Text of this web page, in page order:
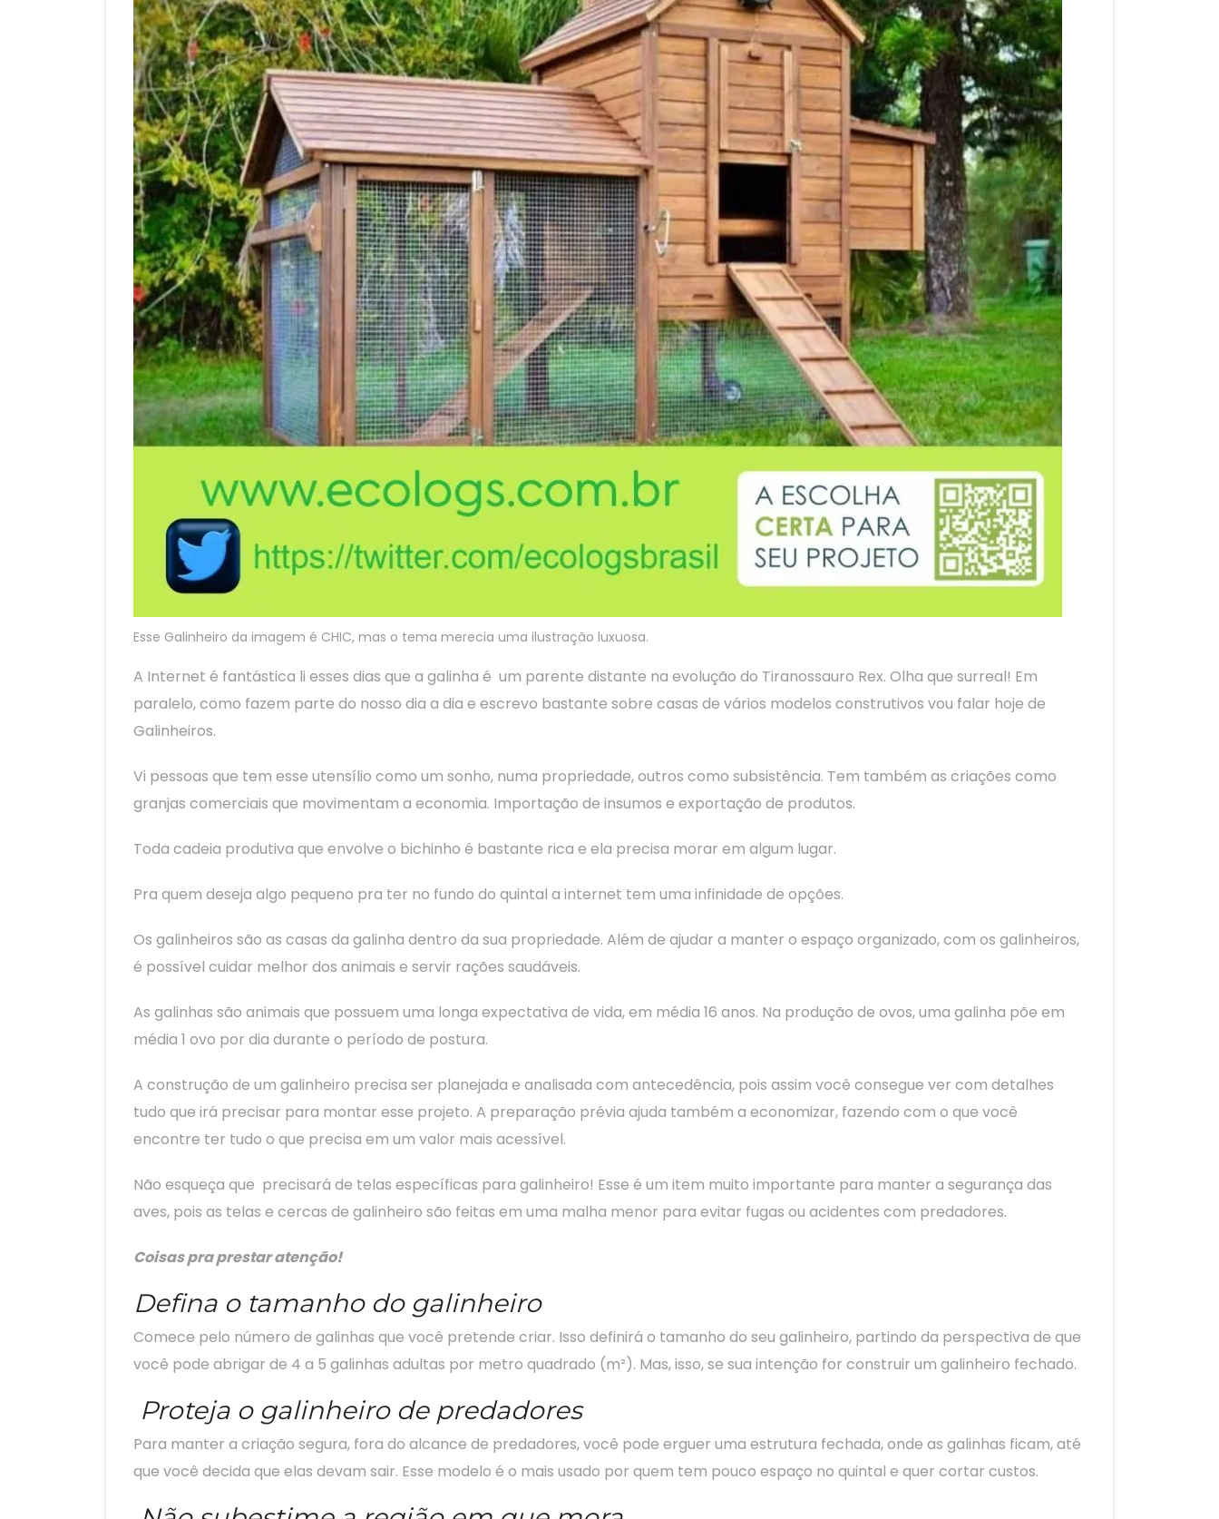
Esse Galinheiro da imagem é CHIC, mas o tema merecia uma ilustração luxuosa.
A Internet é fantástica li esses dias que a galinha é um parente distante na evolução do Tiranossauro Rex. Olha que surreal! Em
paralelo, como fazem parte do nosso dia a dia e escrevo bastante sobre casas de vários modelos construtivos vou falar hoje de
Galinheiros.
Vi pessoas que tem esse utensílio como um sonho, numa propriedade, outros como subsistência. Tem também as criações como
granjas comerciais que movimentam a economia. Importação de insumos e exportação de produtos.
Toda cadeia produtiva que envolve o bichinho é bastante rica e ela precisa morar em algum lugar.
Pra quem deseja algo pequeno pra ter no fundo do quintal a internet tem uma infinidade de opções.
Os galinheiros são as casas da galinha dentro da sua propriedade. Além de ajudar a manter o espaço organizado, com os galinheiros,
é possível cuidar melhor dos animais e servir rações saudáveis.
As galinhas são animais que possuem uma longa expectativa de vida, em média 16 anos. Na produção de ovos, uma galinha põe em
média 1 ovo por dia durante o período de postura.
A construção de um galinheiro precisa ser planejada e analisada com antecedência, pois assim você consegue ver com detalhes
tudo que irá precisar para montar esse projeto. A preparação prévia ajuda também a economizar, fazendo com o que você
encontre ter tudo o que precisa em um valor mais acessível.
Não esqueça que precisará de telas específicas para galinheiro! Esse é um item muito importante para manter a segurança das
aves, pois as telas e cercas de galinheiro são feitas em uma malha menor para evitar fugas ou acidentes com predadores.
Coisas pra prestar atenção!
Defina o tamanho do galinheiro
Comece pelo número de galinhas que você pretende criar. Isso definirá o tamanho do seu galinheiro, partindo da perspectiva de que
você pode abrigar de 4 a 5 galinhas adultas por metro quadrado (m²). Mas, isso, se sua intenção for construir um galinheiro fechado.
Proteja o galinheiro de predadores
Para manter a criação segura, fora do alcance de predadores, você pode erguer uma estrutura fechada, onde as galinhas ficam, até
que você decida que elas devam sair. Esse modelo é o mais usado por quem tem pouco espaço no quintal e quer cortar custos.